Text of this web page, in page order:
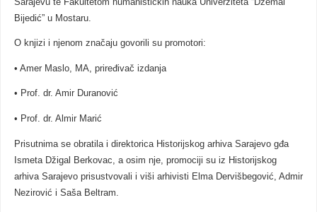
Bijedić” u Mostaru.
O knjizi i njenom značaju govorili su promotori:
• Amer Maslo, MA, priređivač izdanja
• Prof. dr. Amir Duranović
• Prof. dr. Almir Marić
Prisutnima se obratila i direktorica Historijskog arhiva Sarajevo gđa
Ismeta Džigal Berkovac, a osim nje, promociji su iz Historijskog
arhiva Sarajevo prisustvovali i viši arhivisti Elma Dervišbegović, Admir
Nezirović i Saša Beltram.